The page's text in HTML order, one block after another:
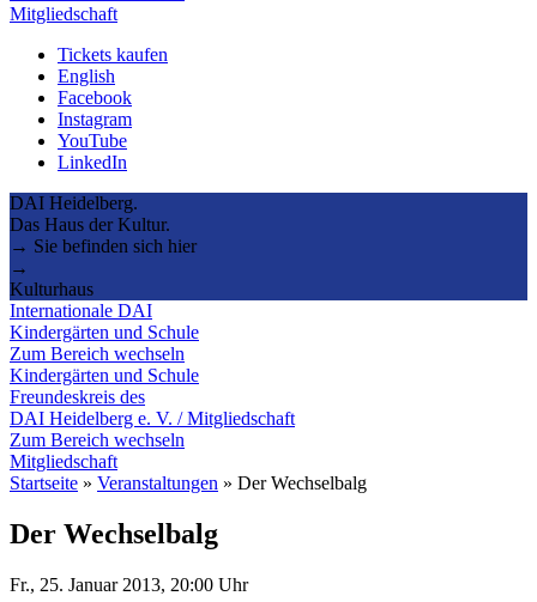
Mitgliedschaft
Tickets kaufen
English
Facebook
Instagram
YouTube
LinkedIn
DAI Heidelberg.
Das Haus der Kultur.
→ Sie befinden sich hier
→
Kulturhaus
Internationale DAI
Kindergärten und Schule
Zum Bereich wechseln
Kindergärten und Schule
Freundeskreis des
DAI Heidelberg e. V. / Mitgliedschaft
Zum Bereich wechseln
Mitgliedschaft
Startseite » Veranstaltungen » Der Wechselbalg
Der Wechselbalg
Fr., 25. Januar 2013, 20:00 Uhr